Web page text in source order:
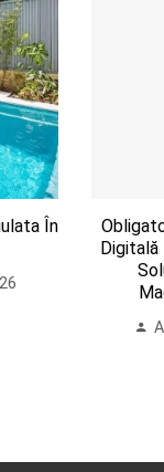
În
Digitală